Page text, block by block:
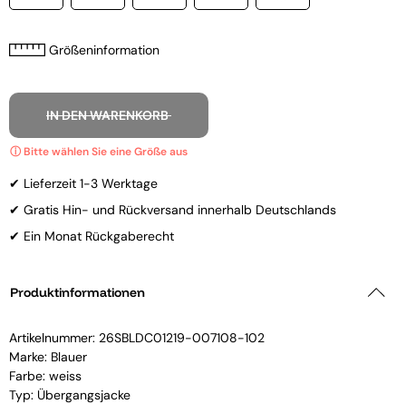
Größeninformation
IN DEN WARENKORB
✔ Lieferzeit 1-3 Werktage
✔ Gratis Hin- und Rückversand innerhalb Deutschlands
✔ Ein Monat Rückgaberecht
Produktinformationen
Artikelnummer: 26SBLDC01219-007108-102
Marke: Blauer
Farbe: weiss
Typ: Übergangsjacke